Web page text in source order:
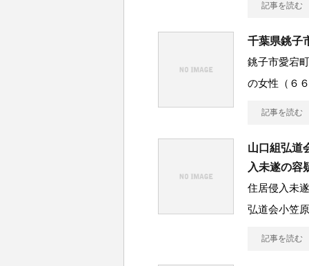
記事を読む
千葉県銚子
銚子市愛宕
の女性（６
記事を読む
山口組弘道
入未遂の容
住居侵入未
弘道会小笠
記事を読む